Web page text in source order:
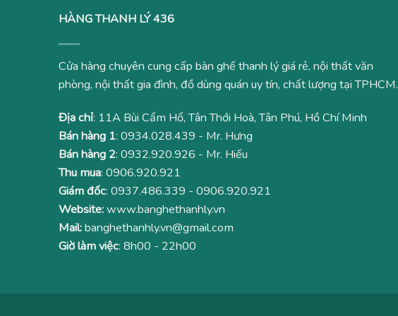
HÀNG THANH LÝ 436
Cửa hàng chuyên cung cấp bàn ghế thanh lý giá rẻ, nội thất văn
phòng, nội thất gia đình, đồ dùng quán uy tín, chất lượng tại TPHCM.
Địa chỉ: 11A Bùi Cẩm Hổ, Tân Thới Hoà, Tân Phú, Hồ Chí Minh
Bán hàng 1: 0934.028.439 - Mr. Hưng
Bán hàng 2: 0932.920.926 - Mr. Hiếu
Thu mua: 0906.920.921
Giám đốc: 0937.486.339 - 0906.920.921
Website:www.banghethanhly.vn
Mail:banghethanhly.vn@gmail.com
Giờ làm việc: 8h00 - 22h00